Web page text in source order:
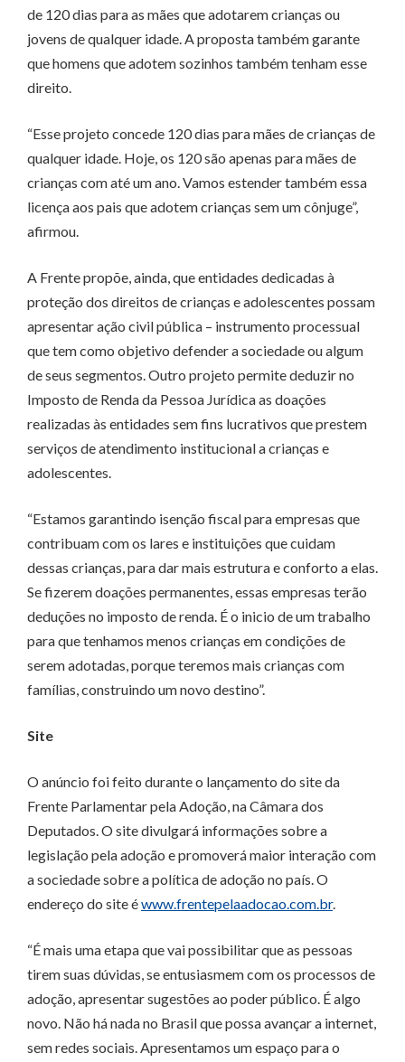
de 120 dias para as mães que adotarem crianças ou
jovens de qualquer idade. A proposta também garante
que homens que adotem sozinhos também tenham esse
direito.
“Esse projeto concede 120 dias para mães de crianças de
qualquer idade. Hoje, os 120 são apenas para mães de
crianças com até um ano. Vamos estender também essa
licença aos pais que adotem crianças sem um cônjuge”,
afirmou.
A Frente propõe, ainda, que entidades dedicadas à
proteção dos direitos de crianças e adolescentes possam
apresentar ação civil pública – instrumento processual
que tem como objetivo defender a sociedade ou algum
de seus segmentos. Outro projeto permite deduzir no
Imposto de Renda da Pessoa Jurídica as doações
realizadas às entidades sem fins lucrativos que prestem
serviços de atendimento institucional a crianças e
adolescentes.
“Estamos garantindo isenção fiscal para empresas que
contribuam com os lares e instituições que cuidam
dessas crianças, para dar mais estrutura e conforto a elas.
Se fizerem doações permanentes, essas empresas terão
deduções no imposto de renda. É o inicio de um trabalho
para que tenhamos menos crianças em condições de
serem adotadas, porque teremos mais crianças com
famílias, construindo um novo destino”.
Site
O anúncio foi feito durante o lançamento do site da
Frente Parlamentar pela Adoção, na Câmara dos
Deputados. O site divulgará informações sobre a
legislação pela adoção e promoverá maior interação com
a sociedade sobre a política de adoção no país. O
endereço do site éwww.frentepelaadocao.com.br.
“É mais uma etapa que vai possibilitar que as pessoas
tirem suas dúvidas, se entusiasmem com os processos de
adoção, apresentar sugestões ao poder público. É algo
novo. Não há nada no Brasil que possa avançar a internet,
sem redes sociais. Apresentamos um espaço para o